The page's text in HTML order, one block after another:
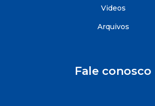
Videos
Arquivos
Fale conosco